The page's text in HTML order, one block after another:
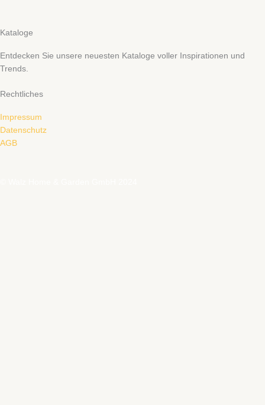
Kataloge
Entdecken Sie unsere neuesten Kataloge voller Inspirationen und
Trends.
Rechtliches
Impressum
Datenschutz
AGB